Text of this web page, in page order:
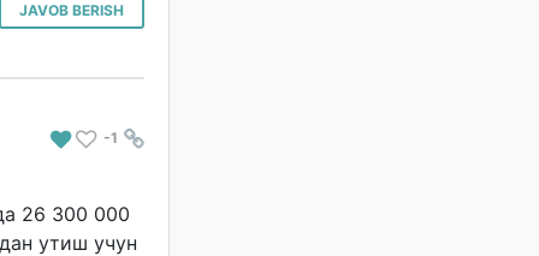
JAVOB BERISH
# -1
26 300 000
утиш учун